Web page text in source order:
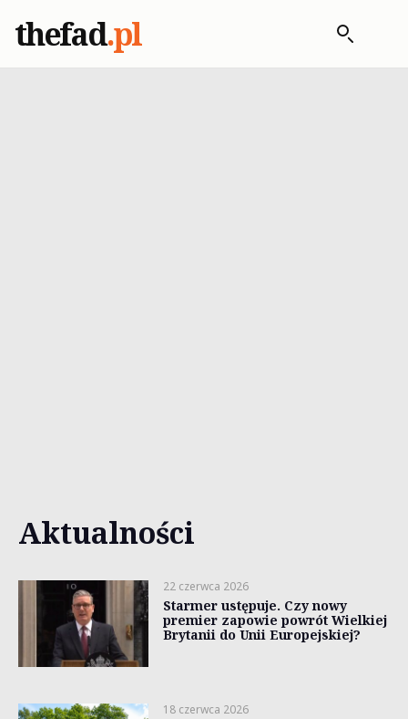
thefad.pl
Aktualności
22 czerwca 2026
Starmer ustępuje. Czy nowy
premier zapowie powrót Wielkiej
Brytanii do Unii Europejskiej?
18 czerwca 2026